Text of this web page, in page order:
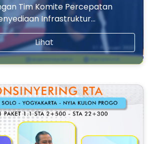
Tim Komite Percepatan
Infrastruktur…
Lihat